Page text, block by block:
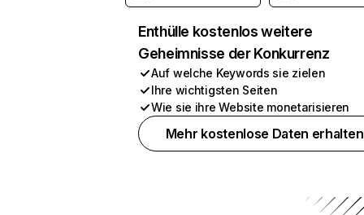
Enthülle kostenlos weitere
Geheimnisse der Konkurrenz
Auf welche Keywords sie zielen
Ihre wichtigsten Seiten
Wie sie ihre Website monetarisieren
Mehr kostenlose Daten erhalten